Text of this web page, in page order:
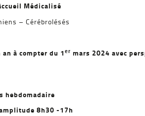
– Cérébrolésés
du 1 er mars 2024 avec
hebdomadaire
8h30 -17h